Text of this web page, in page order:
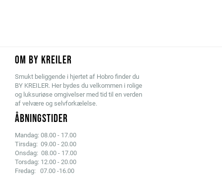
OM BY KREILER
Smukt beliggende i hjertet af Hobro finder du
BY KREILER. Her bydes du velkommen i rolige
og luksuriøse omgivelser med tid til en verden
af velvære og selvforkælelse.
ÅBNINGSTIDER
Mandag: 08.00 - 17.00
Tirsdag: 09.00 - 20.00
Onsdag: 08.00 - 17.00
Torsdag: 12.00 - 20.00
Fredag: 07.00 -16.00